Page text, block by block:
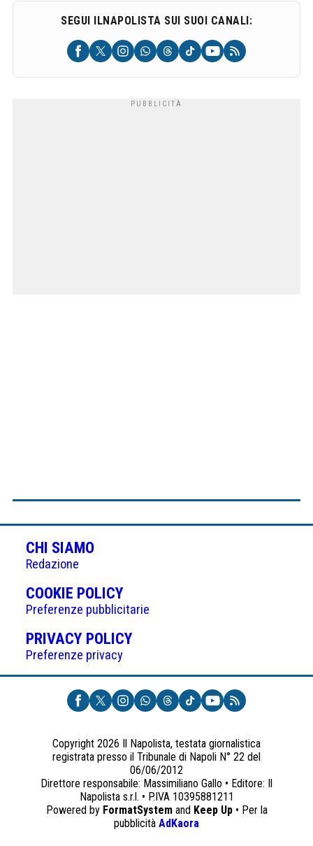
SEGUI ILNAPOLISTA SUI SUOI CANALI:
CHI SIAMO
Redazione
COOKIE POLICY(APRE
IN
UNA
NUOVA
Preferenze pubblicitarie
PRIVACY POLICY(APRE
UNA
NUOVA
SCHEDA)
Preferenze privacy
Copyright 2026 Il Napolista, testata giornalistica
registrata presso il Tribunale di Napoli N° 22 del
06/06/2012
Direttore responsabile: Massimiliano Gallo • Editore: Il
Napolista s.r.l. • P.IVA 10395881211
Powered by FormatSystemand Keep Up• Per la
pubblicità AdKaora